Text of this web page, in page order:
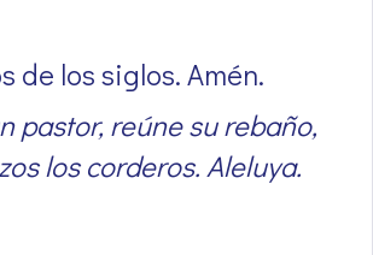
de los siglos. Amén.
pastor, reúne su rebaño,
los corderos. Aleluya.